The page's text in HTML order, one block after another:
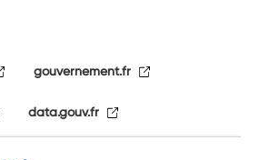
gouvernement.fr
data.gouv.fr